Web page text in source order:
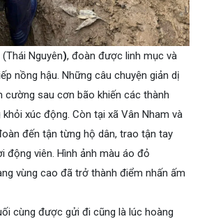
Nguyên), đoàn được linh mục và
nồng hậu. Những câu chuyện giản dị
cường sau cơn bão khiến các thành
xúc động. Còn tại xã Vân Nham và
đến tận từng hộ dân, trao tận tay
động viên. Hình ảnh màu áo đỏ
vùng cao đã trở thành điểm nhấn ấm
cùng được gửi đi cũng là lúc hoàng